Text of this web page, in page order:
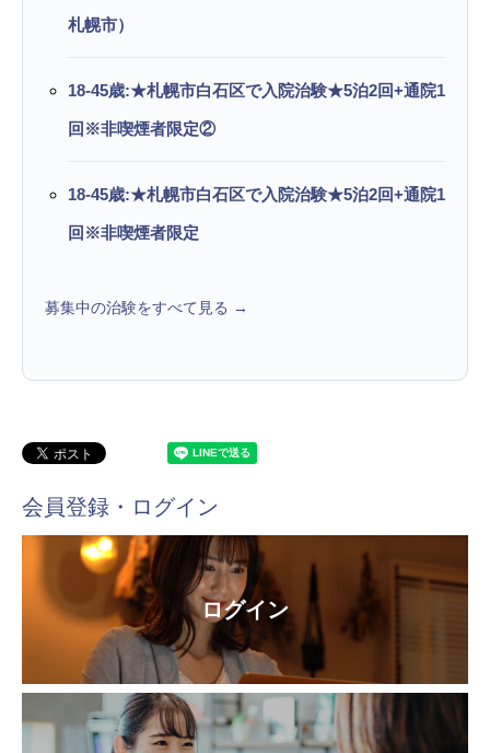
札幌市）
18-45歳:★札幌市白石区で入院治験★5泊2回+通院1
回※非喫煙者限定②
18-45歳:★札幌市白石区で入院治験★5泊2回+通院1
回※非喫煙者限定
募集中の治験をすべて見る →
会員登録・ログイン
ログイン